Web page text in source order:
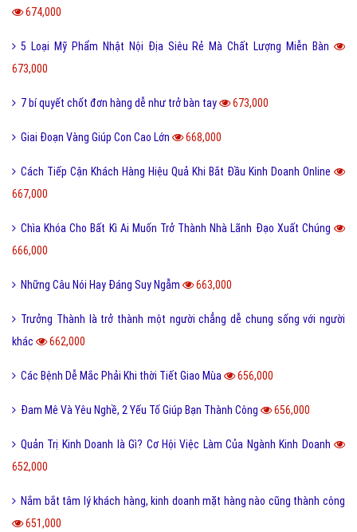
674,000
5 Loại Mỹ Phẩm Nhật Nội Địa Siêu Rẻ Mà Chất Lượng Miễn Bàn
673,000
7 bí quyết chốt đơn hàng dễ như trở bàn tay 673,000
Giai Đoạn Vàng Giúp Con Cao Lớn 668,000
Cách Tiếp Cận Khách Hàng Hiệu Quả Khi Bắt Đầu Kinh Doanh Online
667,000
Chìa Khóa Cho Bất Kì Ai Muốn Trở Thành Nhà Lãnh Đạo Xuất Chúng
666,000
Những Câu Nói Hay Đáng Suy Ngẫm 663,000
Trưởng Thành là trở thành một người chẳng dễ chung sống với người
khác
662,000
Các Bệnh Dễ Mắc Phải Khi thời Tiết Giao Mùa 656,000
Đam Mê Và Yêu Nghề, 2 Yếu Tố Giúp Bạn Thành Công 656,000
Quản Trị Kinh Doanh là Gì? Cơ Hội Việc Làm Của Ngành Kinh Doanh
652,000
Nắm bắt tâm lý khách hàng, kinh doanh mặt hàng nào cũng thành công
651,000